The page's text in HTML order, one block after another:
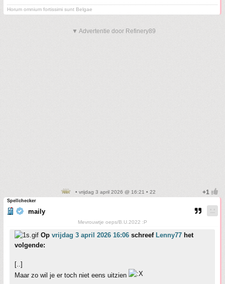
Horum omnium fortissimi sunt Belgae
▼ Advertentie door Refinery89
• vrijdag 3 april 2026 @ 16:21 • 22
Spellchecker
maily
Mevrouwtje oeps/B.U.2022 :P
Op vrijdag 3 april 2026 16:06 schreef Lenny77 het
volgende:
[..]
Maar zo wil je er toch niet eens uitzien